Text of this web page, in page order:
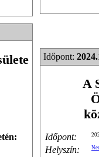
Időpont:
A
Időpont:
Helyszín: